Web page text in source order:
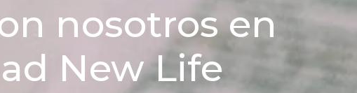
nosotros en
New Life